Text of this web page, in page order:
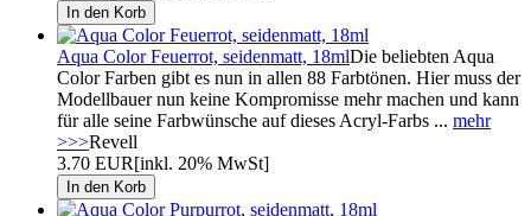
Aqua Color Feuerrot, seidenmatt, 18mlDie beliebten Aqua
Color Farben gibt es nun in allen 88 Farbtönen. Hier muss der
Modellbauer nun keine Kompromisse mehr machen und kann
für alle seine Farbwünsche auf dieses Acryl-Farbs ... mehr
>>>Revell
3.70 EUR[inkl. 20% MwSt]